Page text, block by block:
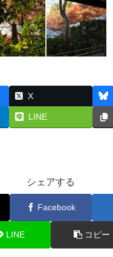
X
LINE
シェアする
Facebook
LINE コピー